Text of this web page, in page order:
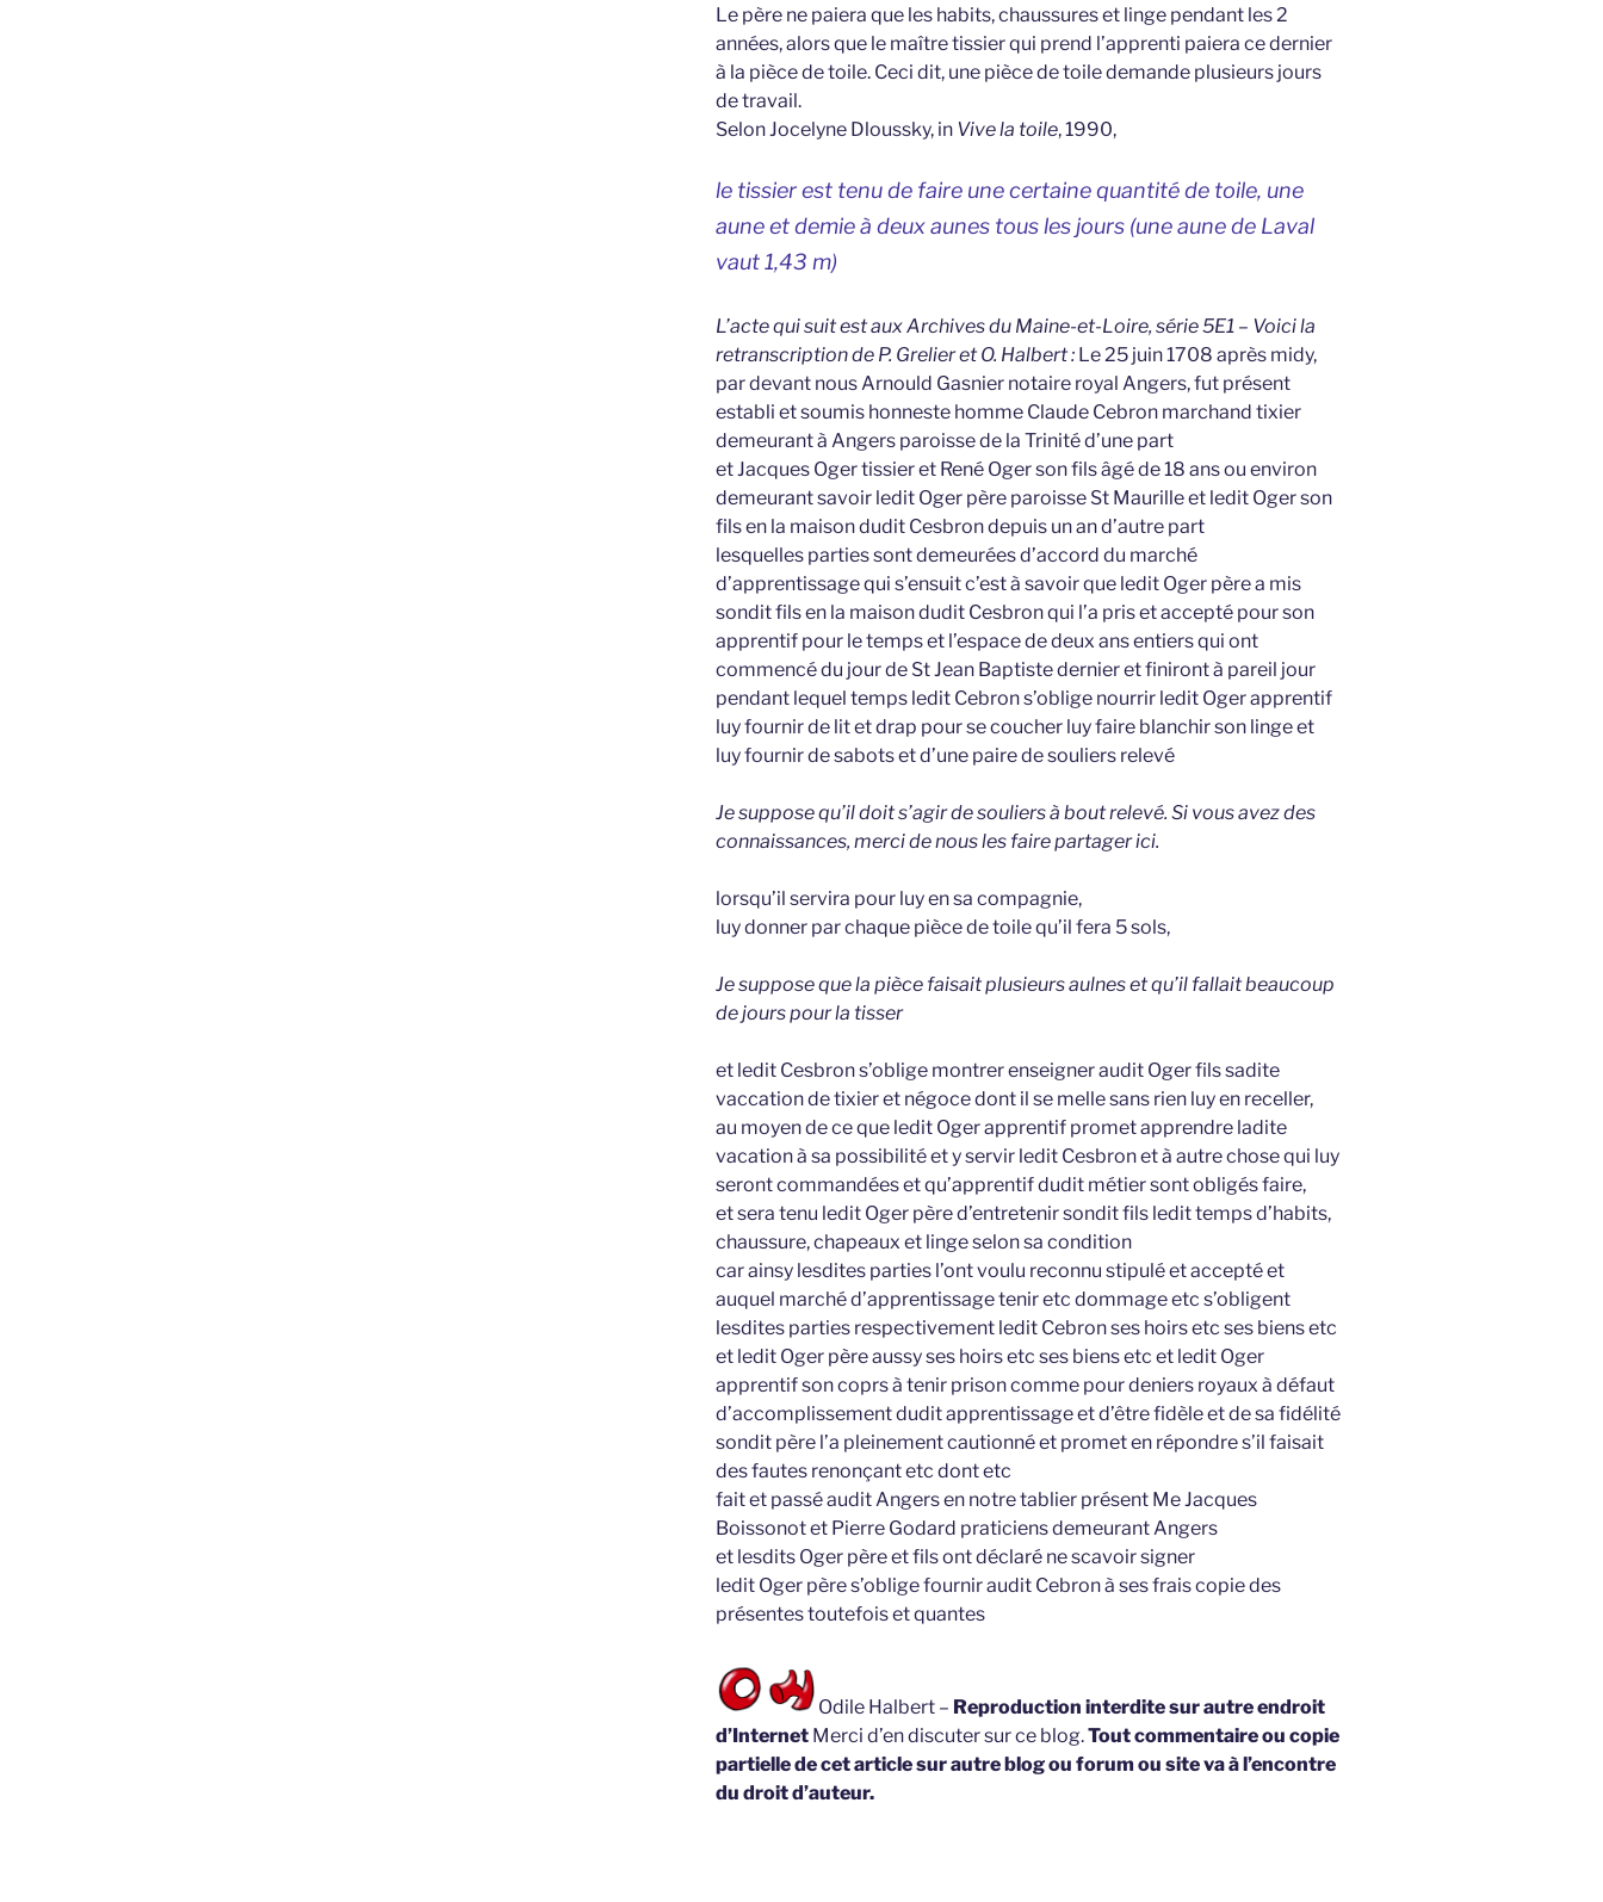
Le père ne paiera que les habits, chaussures et linge pendant les 2
années, alors que le maître tissier qui prend l’apprenti paiera ce dernier
à la pièce de toile. Ceci dit, une pièce de toile demande plusieurs jours
de travail.
Selon Jocelyne Dloussky, in Vive la toile, 1990,
le tissier est tenu de faire une certaine quantité de toile, une
aune et demie à deux aunes tous les jours (une aune de Laval
vaut 1,43 m)
L’acte qui suit est aux Archives du Maine-et-Loire, série 5E1 – Voici la
retranscription de P. Grelier et O. Halbert :Le 25 juin 1708 après midy,
par devant nous Arnould Gasnier notaire royal Angers, fut présent
establi et soumis honneste homme Claude Cebron marchand tixier
demeurant à Angers paroisse de la Trinité d’une part
et Jacques Oger tissier et René Oger son fils âgé de 18 ans ou environ
demeurant savoir ledit Oger père paroisse St Maurille et ledit Oger son
fils en la maison dudit Cesbron depuis un an d’autre part
lesquelles parties sont demeurées d’accord du marché
d’apprentissage qui s’ensuit c’est à savoir que ledit Oger père a mis
sondit fils en la maison dudit Cesbron qui l’a pris et accepté pour son
apprentif pour le temps et l’espace de deux ans entiers qui ont
commencé du jour de St Jean Baptiste dernier et finiront à pareil jour
pendant lequel temps ledit Cebron s’oblige nourrir ledit Oger apprentif
luy fournir de lit et drap pour se coucher luy faire blanchir son linge et
luy fournir de sabots et d’une paire de souliers relevé
Je suppose qu’il doit s’agir de souliers à bout relevé. Si vous avez des
connaissances, merci de nous les faire partager ici.
lorsqu’il servira pour luy en sa compagnie,
luy donner par chaque pièce de toile qu’il fera 5 sols,
Je suppose que la pièce faisait plusieurs aulnes et qu’il fallait beaucoup
de jours pour la tisser
et ledit Cesbron s’oblige montrer enseigner audit Oger fils sadite
vaccation de tixier et négoce dont il se melle sans rien luy en receller,
au moyen de ce que ledit Oger apprentif promet apprendre ladite
vacation à sa possibilité et y servir ledit Cesbron et à autre chose qui luy
seront commandées et qu’apprentif dudit métier sont obligés faire,
et sera tenu ledit Oger père d’entretenir sondit fils ledit temps d’habits,
chaussure, chapeaux et linge selon sa condition
car ainsy lesdites parties l’ont voulu reconnu stipulé et accepté et
auquel marché d’apprentissage tenir etc dommage etc s’obligent
lesdites parties respectivement ledit Cebron ses hoirs etc ses biens etc
et ledit Oger père aussy ses hoirs etc ses biens etc et ledit Oger
apprentif son coprs à tenir prison comme pour deniers royaux à défaut
d’accomplissement dudit apprentissage et d’être fidèle et de sa fidélité
sondit père l’a pleinement cautionné et promet en répondre s’il faisait
des fautes renonçant etc dont etc
fait et passé audit Angers en notre tablier présent Me Jacques
Boissonot et Pierre Godard praticiens demeurant Angers
et lesdits Oger père et fils ont déclaré ne scavoir signer
ledit Oger père s’oblige fournir audit Cebron à ses frais copie des
présentes toutefois et quantes
Odile Halbert – Reproduction interdite sur autre endroit
d’Internet Merci d’en discuter sur ce blog.Tout commentaire ou copie
partielle de cet article sur autre blog ou forum ou site va à l’encontre
du droit d’auteur.